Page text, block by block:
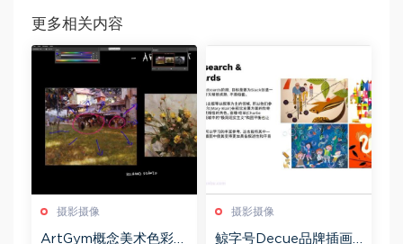
更多相关内容
摄影摄像
ArtGym概念美术色彩训
摄影摄像
鲸字号Decue品牌插画